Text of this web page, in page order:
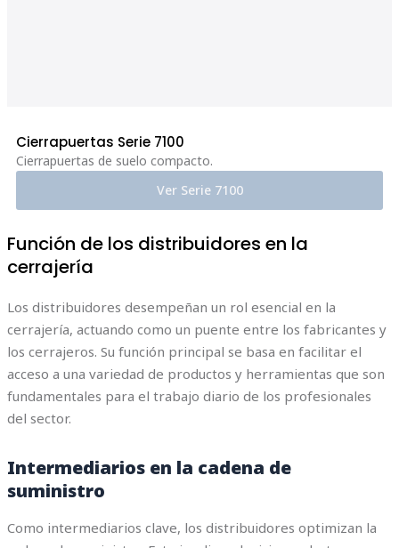
Cierrapuertas Serie 7100
Cierrapuertas de suelo compacto.
Ver Serie 7100
Función de los distribuidores en la
cerrajería
Los distribuidores desempeñan un rol esencial en la
cerrajería, actuando como un puente entre los fabricantes y
los cerrajeros. Su función principal se basa en facilitar el
acceso a una variedad de productos y herramientas que son
fundamentales para el trabajo diario de los profesionales
del sector.
Intermediarios en la cadena de
suministro
Como intermediarios clave, los distribuidores optimizan la